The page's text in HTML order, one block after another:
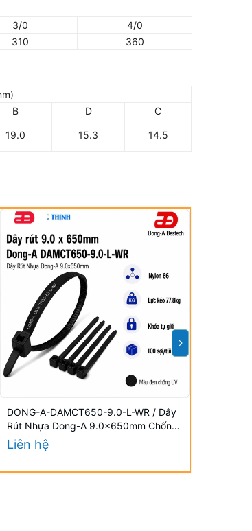
3/0
4/0
310 360
B D
C
19.0 15.3 14.5
DONG-A-DAMCT650-9.0-L-WR / Dây
Rút Nhựa Dong-A 9.0×650mm Chống
UV
Liên hệ